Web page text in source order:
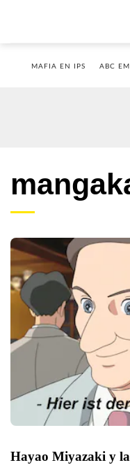
MAFIA EN IPS ABC
Hayao Miyazaki y